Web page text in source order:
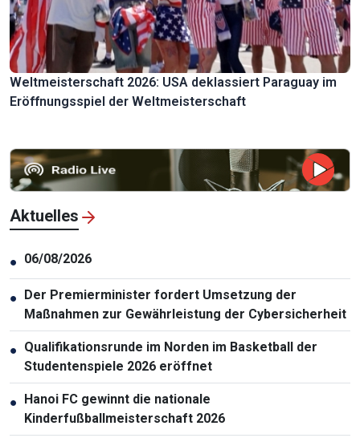
Weltmeisterschaft 2026: USA deklassiert Paraguay im
Eröffnungsspiel der Weltmeisterschaft
Aktuelles
● 06/08/2026
● Der Premierminister fordert Umsetzung der
Maßnahmen zur Gewährleistung der Cybersicherheit
● Qualifikationsrunde im Norden im Basketball der
Studentenspiele 2026 eröffnet
● Hanoi FC gewinnt die nationale
Kinderfußballmeisterschaft 2026